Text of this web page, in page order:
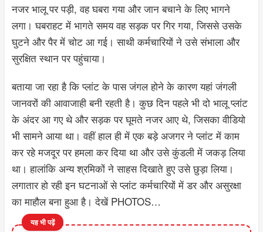
नजर भालू पर पड़ी, वह घबरा गया और जान बचाने के लिए भागने
लगा। घबराहट में भागते समय वह सड़क पर गिर गया, जिससे उसके
घुटने और पैर में चोट आ गई। साथी कर्मचारियों ने उसे संभाला और
सुरक्षित स्थान पर पहुंचाया।
बताया जा रहा है कि प्लांट के पास जंगल होने के कारण यहां जंगली
जानवरों की आवाजाही बनी रहती है। कुछ दिन पहले भी दो भालू प्लांट
के अंदर आ गए थे और सड़क पर घूमते नजर आए थे, जिसका वीडियो
भी सामने आया था। वहीं हाल ही में एक बड़े अजगर ने प्लांट में काम
कर रहे मजदूर पर हमला कर दिया था और उसे कुंडली में जकड़ लिया
था। हालांकि अन्य श्रमिकों ने साहस दिखाते हुए उसे छुड़ा लिया।
लगातार हो रही इन घटनाओं से प्लांट कर्मचारियों में डर और असुरक्षा
का माहौल बना हुआ है। देखें PHOTOS…
यह भी पढ़ें